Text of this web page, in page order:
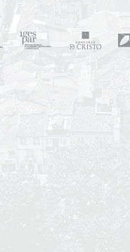
Não foi apenas Diogo
tema foi continuado por
partes da igreja. Na
João de Castilho
Ouro, apesar de
bem a intenção do rei em